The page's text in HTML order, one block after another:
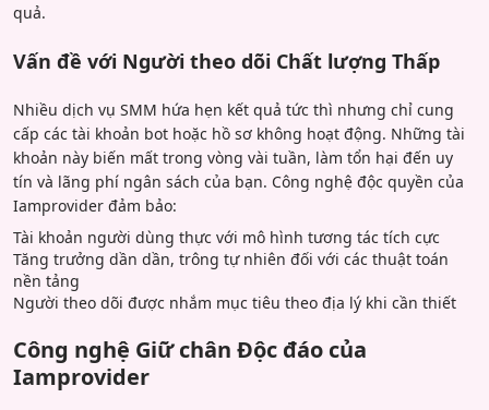
quả.
Vấn đề với Người theo dõi Chất lượng Thấp
Nhiều dịch vụ SMM hứa hẹn kết quả tức thì nhưng chỉ cung
cấp các tài khoản bot hoặc hồ sơ không hoạt động. Những tài
khoản này biến mất trong vòng vài tuần, làm tổn hại đến uy
tín và lãng phí ngân sách của bạn. Công nghệ độc quyền của
Iamprovider đảm bảo:
Tài khoản người dùng thực với mô hình tương tác tích cực
Tăng trưởng dần dần, trông tự nhiên đối với các thuật toán
nền tảng
Người theo dõi được nhắm mục tiêu theo địa lý khi cần thiết
Công nghệ Giữ chân Độc đáo của
Iamprovider